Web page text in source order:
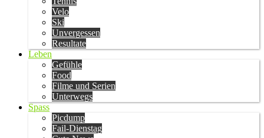
Velo
Ski
Unvergessen
Resultate
Leben
Gefühle
Food
Filme und Serien
Unterwegs
Spass
Picdump
Fail-Dienstag